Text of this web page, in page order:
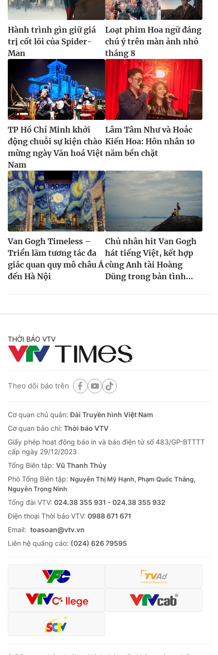
Hành trình gìn giữ giá
trị cốt lõi của Spider-
Man
Loạt phim Hoa ngữ đáng
chú ý trên màn ảnh nhỏ
tháng 8
TP Hồ Chí Minh khởi
động chuỗi sự kiện chào
mừng ngày Văn hoá Việt
Nam
Lâm Tâm Như và Hoắc
Kiến Hoa: Hôn nhân 10
năm bền chặt
Van Gogh Timeless –
Triển lãm tương tác đa
giác quan quy mô châu Á
đến Hà Nội
Chủ nhân hit Van Gogh
hát tiếng Việt, kết hợp
cùng Anh tài Hoàng
Dũng trong bản tình...
THỜI BÁO VTV
Theo dõi báo trên
Cơ quan chủ quản:Đài Truyền hình Việt Nam
Cơ quan báo chí: Thời báo VTV
Giấy phép hoạt động báo in và báo điện tử số 483/GP-BTTTT
cấp ngày 29/12/2023
Tổng Biên tập: Vũ Thanh Thủy
Phó Tổng Biên tập: Nguyễn Thị Mỹ Hạnh, Phạm Quốc Thắng,
Nguyễn Trọng Ninh
Tổng đài VTV: 024.38 355 931 - 024.38 355 932
Ðiện thoại Thời báo VTV: 0988 671 671
Email: toasoan@vtv.vn
Liên hệ quảng cáo: (024) 626 79595